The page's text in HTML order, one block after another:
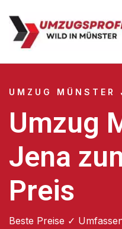
UMZUG MÜNSTER
Umzug
Jena
Preis
Beste Preise ✓